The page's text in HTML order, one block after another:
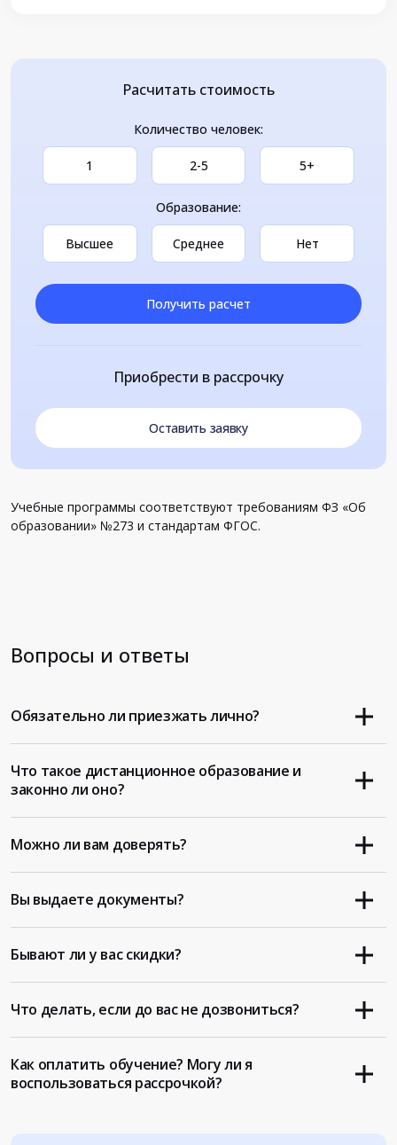
Расчитать стоимость
Количество человек:
1 2-5 5+
Образование:
Высшее Среднее Нет
Получить расчет
Приобрести в рассрочку
Оставить заявку
Учебные программы соответствуют требованиям ФЗ «Об
образовании» №273 и стандартам ФГОС.
Вопросы и ответы
Обязательно ли приезжать лично?
Что такое дистанционное образование и
законно ли оно?
Можно ли вам доверять?
Вы выдаете документы?
Бывают ли у вас скидки?
Что делать, если до вас не дозвониться?
Как оплатить обучение? Могу ли я
воспользоваться рассрочкой?